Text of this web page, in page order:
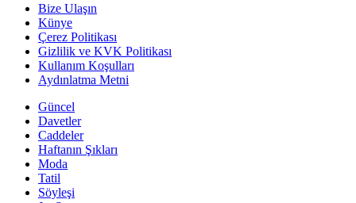
Bize Ulaşın
Künye
Çerez Politikası
Gizlilik ve KVK Politikası
Kullanım Koşulları
Aydınlatma Metni
Güncel
Davetler
Caddeler
Haftanın Şıkları
Moda
Tatil
Söyleşi